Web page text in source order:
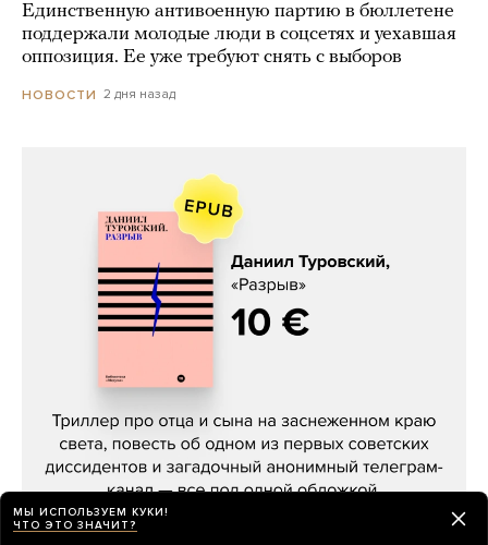
Единственную антивоенную партию в бюллетене
поддержали молодые люди в соцсетях и уехавшая
оппозиция. Ее уже требуют снять с выборов
НОВОСТИ 2 дня назад
Даниил Туровский, «Разрыв»
МЫ ИСПОЛЬЗУЕМ КУКИ!
ЧТО ЭТО ЗНАЧИТ?